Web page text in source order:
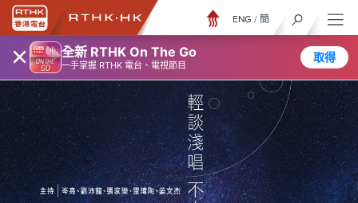
× 全新 RTHK On The Go
一手掌握 RTHK 電台、電視節目
取得
ENG / 簡